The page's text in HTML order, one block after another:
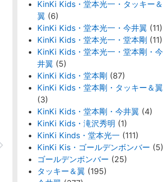
KinKi Kids・堂本光一・タッキー＆
翼 (6)
KinKi Kids・堂本光一・今井翼 (11)
KinKi Kids・堂本光一・堂本剛 (11)
KinKi Kids・堂本光一・堂本剛・今
井翼 (5)
KinKi Kids・堂本剛 (87)
KinKi Kids・堂本剛・タッキー＆翼
(3)
KinKi Kids・堂本剛・今井翼 (4)
KinKi Kids・滝沢秀明 (1)
KinKi Kinds・堂本光一 (111)
KinKi Kis・ゴールデンボンバー (5)
ゴールデンボンバー (25)
タッキー＆翼 (195)